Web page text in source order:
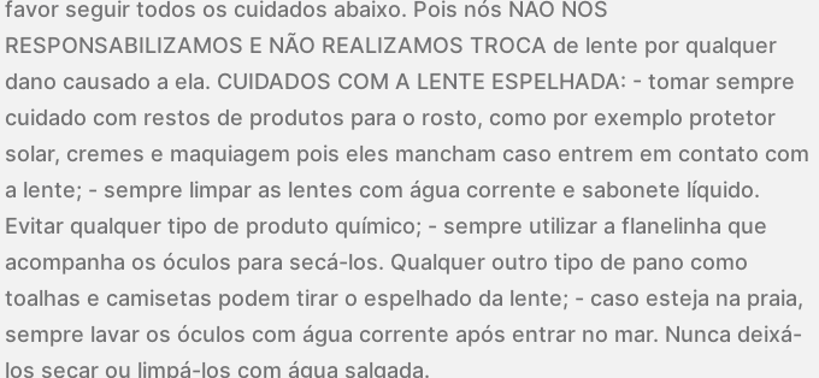
favor seguir todos os cuidados abaixo. Pois nós NÃO NOS
RESPONSABILIZAMOS E NÃO REALIZAMOS TROCA de lente por qualquer
dano causado a ela. CUIDADOS COM A LENTE ESPELHADA: - tomar sempre
cuidado com restos de produtos para o rosto, como por exemplo protetor
solar, cremes e maquiagem pois eles mancham caso entrem em contato com
a lente; - sempre limpar as lentes com água corrente e sabonete líquido.
Evitar qualquer tipo de produto químico; - sempre utilizar a flanelinha que
acompanha os óculos para secá-los. Qualquer outro tipo de pano como
toalhas e camisetas podem tirar o espelhado da lente; - caso esteja na praia,
sempre lavar os óculos com água corrente após entrar no mar. Nunca deixá-
los secar ou limpá-los com água salgada.